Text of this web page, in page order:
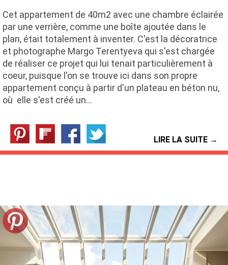
Cet appartement de 40m2 avec une chambre éclairée
par une verrière, comme une boîte ajoutée dans le
plan, était totalement à inventer. C'est la décoratrice
et photographe Margo Terentyeva qui s'est chargée
de réaliser ce projet qui lui tenait particulièrement à
coeur, puisque l'on se trouve ici dans son propre
appartement conçu à partir d'un plateau en béton nu,
où elle s'est créé un…
LIRE LA SUITE →